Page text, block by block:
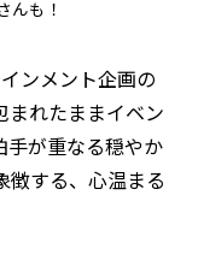
んも！
ンメント企画の
まれたままイベン
手が重なる穏やか
徴する、心温まる